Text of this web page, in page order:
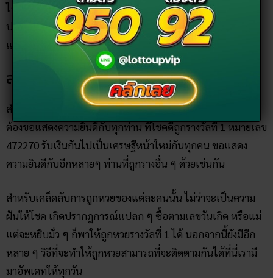
ได้ขอ เมื่อผลรางวัลสลากกินแบ่งประกาศผลรางวัลที่ 1 ออกมา
ปรากฎว่าถูกรางวัลที่ 1 จริง ดีใจมาก ส่วนหนึ่งจะแบ่งไปทำบุญ
และเก็บไว้ใช้ยามจำป็นต่อไป
สรุป
สำหรับเศรษฐีใหม่ที่รับโชคคนถูกหวย 01/04/64
ต้องขอแสดงความยินดีกับทุกท่าน ที่โชคดีถูกรางวัลที่ 1 หมายเลข
472270 รับเงินกันไปเป็นเศรษฐีหน้าใหม่กันทุกคน ขอแสดง
ความยินดีกับอีกหลายๆ ท่านที่ถูกรางอื่น ๆ ด้วยเช่นกัน
สำหรับเคล็ดลับการถูกหวยของแต่ละคนนั้น ไม่ว่าจะเป็นความ
ฝันให้โชค เกิดปรากฎการณ์แปลก ๆ ซื้อตามเลขวันเกิด หรือแม่
แต่จะหยิบมั่ว ๆ ก็พาให้ถูกหวยรางวัลที่ 1 ได้ นอกจากนี้ยังมีอีก
หลาย ๆ วิธีที่จะทำให้ถูกหวยสามารถที่จะติดตามกันได้ที่นี่เรามี
มาอัพเดทให้ทุกวัน